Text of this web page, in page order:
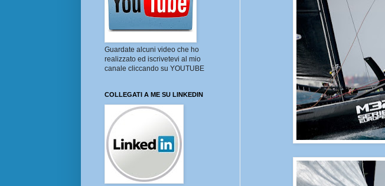
Guardate alcuni video che ho
realizzato ed iscrivetevi al mio
canale cliccando su YOUTUBE
COLLEGATI A ME SU LINKEDIN